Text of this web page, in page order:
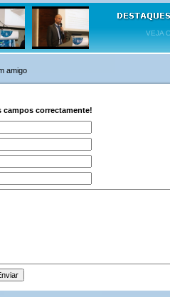
VEJA
amigo
campos correctamente!